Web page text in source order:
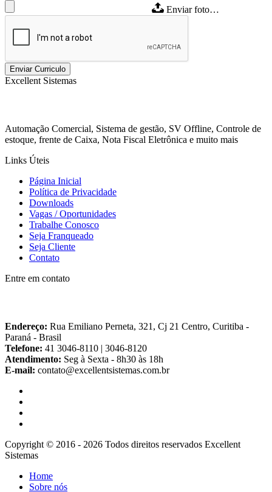
Enviar foto…
Excellent Sistemas
Automação Comercial, Sistema de gestão, SV Offline, Controle de
estoque, frente de Caixa, Nota Fiscal Eletrônica e muito mais
Links Úteis
Página Inicial
Política de Privacidade
Downloads
Vagas / Oportunidades
Trabalhe Conosco
Seja Franqueado
Seja Cliente
Contato
Entre em contato
Endereço: Rua Emiliano Perneta, 321, Cj 21 Centro, Curitiba -
Paraná - Brasil
Telefone: 41 3046-8110 | 3046-8120
Atendimento: Seg à Sexta - 8h30 às 18h
E-mail: contato@excellentsistemas.com.br
Copyright © 2016 - 2026 Todos direitos reservados Excellent
Sistemas
Home
Sobre nós